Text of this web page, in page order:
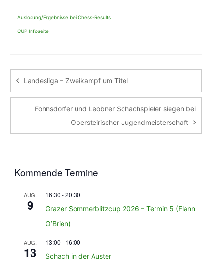
Auslosung/Ergebnisse bei Chess-Results
CUP Infoseite
Landesliga – Zweikampf um Titel
Fohnsdorfer und Leobner Schachspieler siegen bei
Obersteirischer Jugendmeisterschaft
Kommende Termine
AUG.
9
16:30 -20:30
Grazer Sommerblitzcup 2026 – Termin 5 (Flann
O’Brien)
AUG.
13
13:00 - 16:00
Schach in der Auster